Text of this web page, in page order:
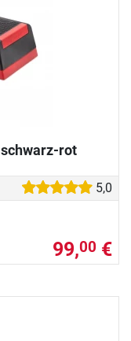
rot
5,0
99,00 €